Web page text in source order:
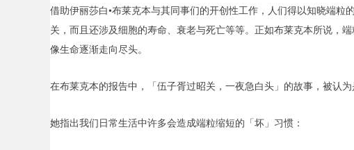
借助伊丽莎白•布莱克本与其同事们的开创性工作，人们得以知晓端
关，而且还涉及细胞的寿命、衰老与死亡等等。正如布莱克本所说，
像生命逐渐走向尽头。
在布莱克本的报告中，「伍子胥过昭关，一夜急白头」的故事，被认
她指出我们日常生活中许多会造成端粒缩短的「坏」习惯：